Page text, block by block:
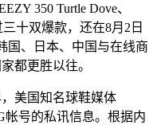
350 Turtle Dove、
十双爆款，还在8月2日
国、日本、中国与在线商
都更胜以往。
美国知名球鞋媒体
帐号的私讯信息。根据内